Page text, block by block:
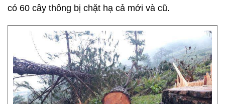
có 60 cây thông bị chặt hạ cả mới và cũ.